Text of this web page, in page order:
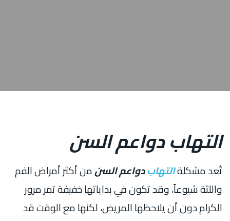
التهاب دواعم السن
تُعد مشكلةالتهابدواعم السنمن أكثر أمراض الفم
واللثة شيوعاً، وقد تكون في بداياتها خفيفة تمر مرور
الكرام دون أن يلاحظها المريض، لكنها مع الوقت قد